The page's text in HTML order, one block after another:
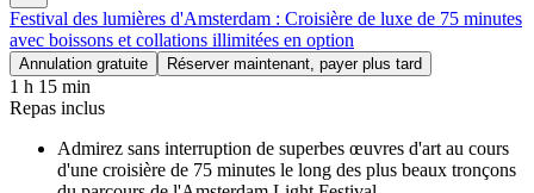
Festival des lumières d'Amsterdam : Croisière de luxe de 75 minutes
avec boissons et collations illimitées en option
Annulation gratuite Réserver maintenant, payer plus tard
1 h 15 min
Repas inclus
Admirez sans interruption de superbes œuvres d'art au cours
d'une croisière de 75 minutes le long des plus beaux tronçons